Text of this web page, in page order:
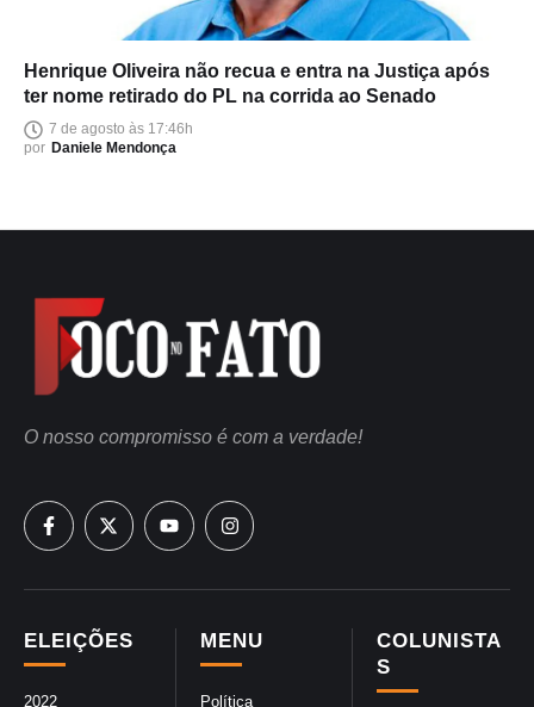
Henrique Oliveira não recua e entra na Justiça após
ter nome retirado do PL na corrida ao Senado
7 de agosto às 17:46h
por Daniele Mendonça
COLUNISTA
S
MENU
Política
ELEIÇÕES
2022
O nosso compromisso é com a verdade!